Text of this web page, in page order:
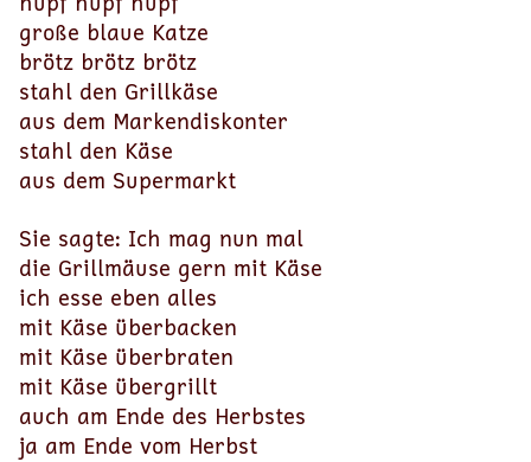
große blaue Katze
brötz brötz brötz
stahl den Grillkäse
aus dem Markendiskonter
stahl den Käse
aus dem Supermarkt
Sie sagte: Ich mag nun mal
die Grillmäuse gern mit Käse
ich esse eben alles
mit Käse überbacken
mit Käse überbraten
mit Käse übergrillt
auch am Ende des Herbstes
ja am Ende vom Herbst